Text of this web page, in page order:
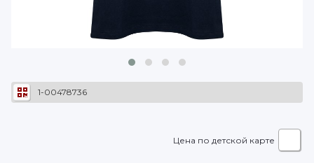
1-00478736
Цена по детской карте